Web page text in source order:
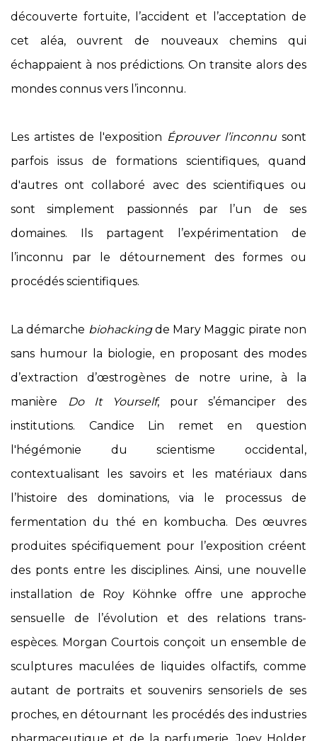
découverte fortuite, l’accident et l’acceptation de
cet aléa, ouvrent de nouveaux chemins qui
échappaient à nos prédictions. On transite alors des
mondes connus vers l’inconnu.
Les artistes de l'exposition Éprouver l’inconnu sont
parfois issus de formations scientifiques, quand
d'autres ont collaboré avec des scientifiques ou
sont simplement passionnés par l’un de ses
domaines. Ils partagent l’expérimentation de
l’inconnu par le détournement des formes ou
procédés scientifiques.
La démarche biohackingde Mary Maggic pirate non
sans humour la biologie, en proposant des modes
d’extraction d’œstrogènes de notre urine, à la
manière
Do It Yourself, pour s’émanciper des
institutions. Candice Lin remet en question
l'hégémonie du scientisme occidental,
contextualisant les savoirs et les matériaux dans
l’histoire des dominations, via le processus de
fermentation du thé en kombucha. Des œuvres
produites spécifiquement pour l’exposition créent
des ponts entre les disciplines. Ainsi, une nouvelle
installation de Roy Köhnke offre une approche
sensuelle de l’évolution et des relations trans-
espèces. Morgan Courtois conçoit un ensemble de
sculptures maculées de liquides olfactifs, comme
autant de portraits et souvenirs sensoriels de ses
proches, en détournant les procédés des industries